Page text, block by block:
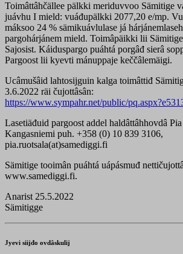
Toimâttâhčällee pälkki meriduvvoo Sämitige
juávhu I mield: vuáđupälkki 2077,20 e/mp.
máksoo 24 % sämikuávlulase já
pargohárjánem mield. Toimâpäikki lii
Sajosist. Káiduspargo puáhtá porgâđ sierâ
Pargoost lii kyevti mánuppaje keččâlemäigi.
Ucâmušâid lahtosijguin kalga toimâttiđ
3.6.2022 räi čujottâsân:
https://www.sympahr.net/public/
Lasetiäđuid pargoost addel haldâttâhhovdâ
Kangasniemi puh. +358 (0) 10 839 3106,
pia.ruotsala(at)samediggi.fi
Sämitige tooimân puáhtá uápásmuđ
www.samediggi.fi.
Anarist 25.5.2022
Sämitigge
Jyevi siijđo ovdâskulij